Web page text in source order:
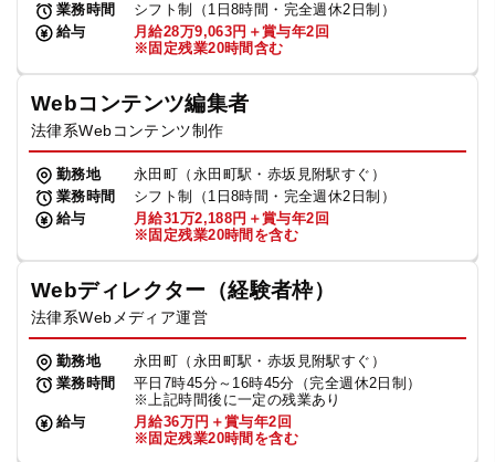
業務時間
シフト制（1日8時間・完全週休2日制）
給与
月給28万9,063円＋賞与年2回
※固定残業20時間含む
Webコンテンツ編集者
法律系Webコンテンツ制作
勤務地
永田町（永田町駅・赤坂見附駅すぐ）
業務時間
シフト制（1日8時間・完全週休2日制）
給与
月給31万2,188円＋賞与年2回
※固定残業20時間を含む
Webディレクター（経験者枠）
法律系Webメディア運営
勤務地
永田町（永田町駅・赤坂見附駅すぐ）
業務時間
平日7時45分～16時45分（完全週休2日制）
※上記時間後に一定の残業あり
給与
月給36万円＋賞与年2回
※固定残業20時間を含む